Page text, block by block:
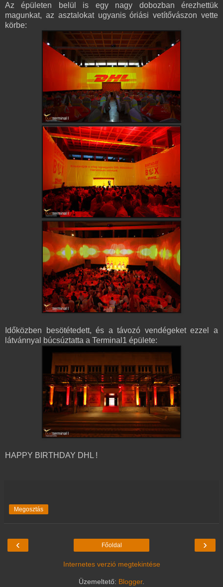
Az épületen belül is egy nagy dobozban érezhettük
magunkat, az asztalokat ugyanis óriási vetítővászon vette
körbe:
Időközben besötétedett, és a távozó vendégeket ezzel a
látvánnyal búcsúztatta a Terminal1 épülete:
HAPPY BIRTHDAY DHL !
Megosztás
‹ ›
Főoldal
Internetes verzió megtekintése
Üzemeltető: Blogger.